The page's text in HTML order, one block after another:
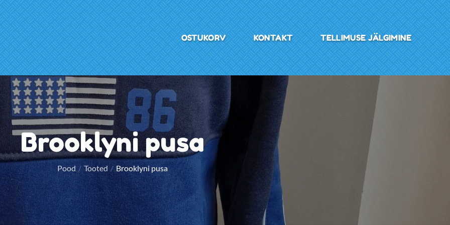
OSTUKORV KONTAKT TELLIMUSE JÄLGIMINE
Brooklyni pusa
Pood Tooted Brooklyni pusa